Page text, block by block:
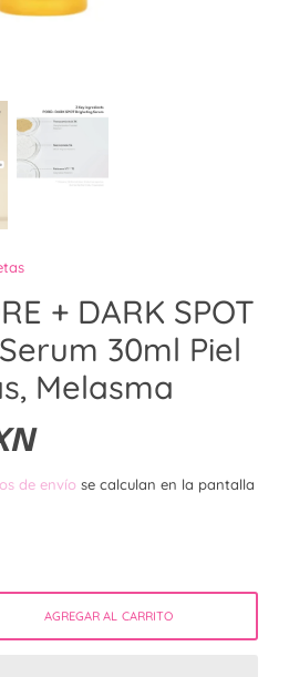
+ DARK SPOT
30ml Piel
Melasma
de envío se calculan en la pantalla
AGREGAR AL CARRITO